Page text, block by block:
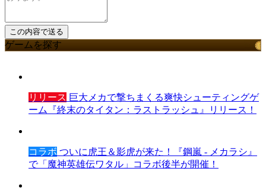
ゲームを探す
リリース 巨大メカで撃ちまくる爽快シューティングゲ
ーム『終末のタイタン：ラストラッシュ』リリース！
コラボ ついに虎王＆影虎が来た！『鋼嵐 - メカラシ』
で「魔神英雄伝ワタル」コラボ後半が開催！